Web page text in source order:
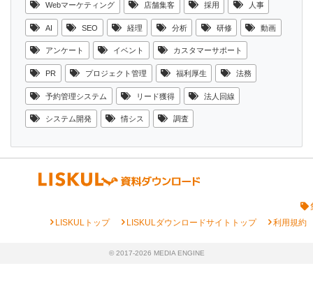
Webマーケティング 店舗集客 採用 人事
AI SEO 経理 分析 研修 動画
アンケート イベント カスタマーサポート
PR プロジェクト管理 福利厚生 法務
予約管理システム リード獲得 法人回線
システム開発 情シス 調査
chevron_rightLISKULトップ chevron_rightLISKULダウンロードサイトトップ chevron_right利用規約
© 2017-2026 MEDIA ENGINE